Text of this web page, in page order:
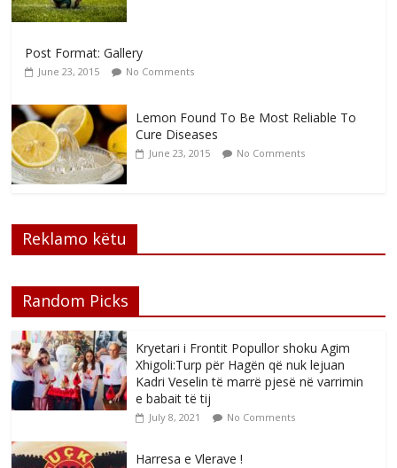
Post Format: Gallery
June 23, 2015 No Comments
Lemon Found To Be Most Reliable To
Cure Diseases
June 23, 2015 No Comments
Reklamo këtu
Random Picks
Kryetari i Frontit Popullor shoku Agim
Xhigoli:Turp për Hagën që nuk lejuan
Kadri Veselin të marrë pjesë në varrimin
e babait të tij
July 8, 2021 No Comments
Harresa e Vlerave !